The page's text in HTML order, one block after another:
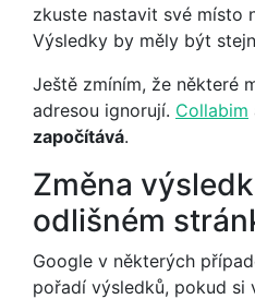
zkuste nastavit své místo
Výsledky by měly být
Ještě zmíním, že některé
adresou ignorují. Collabim
započítává.
Změna
odlišném
Google v některých
pořadí výsledků, pokud si